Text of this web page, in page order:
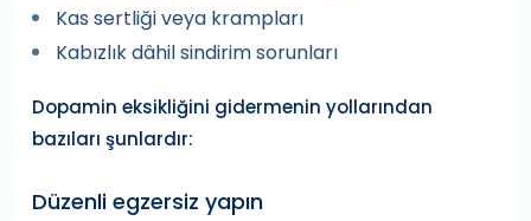
Kas sertliği veya krampları
Kabızlık dâhil sindirim sorunları
Dopamin eksikliğini gidermenin yollarından
bazıları şunlardır:
Düzenli egzersiz yapın